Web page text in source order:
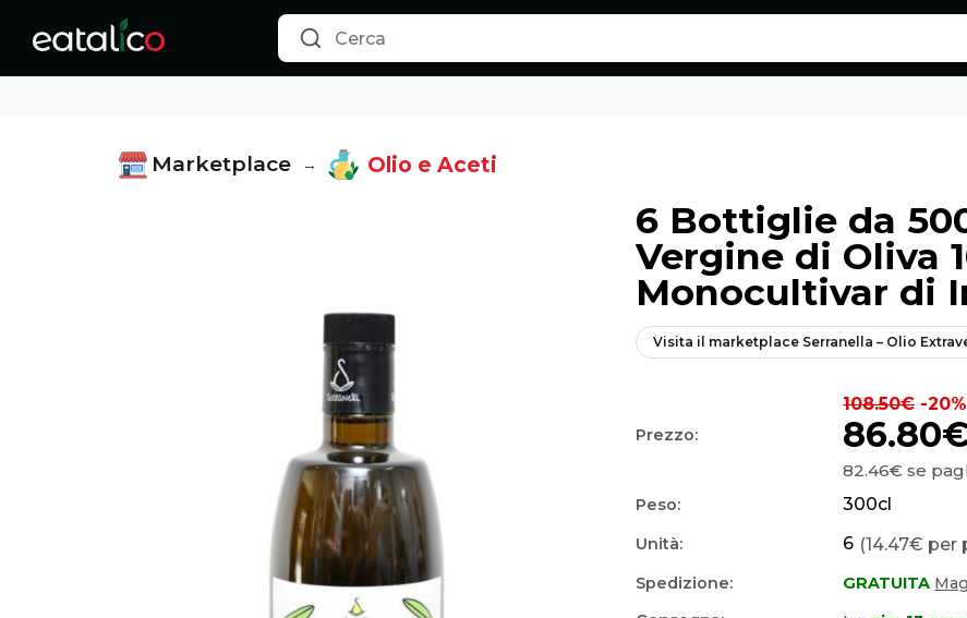
Marketplace → Olio e Aceti
6 Bottiglie da
Vergine di Oliva
Monocultivar di
Visita il marketplace Serranella – Olio
Prezzo:
108.50€ -20%
82.46€ se
Peso: 300cl
Unità: 6 (14.47€ per
Spedizione: GRATUITA
6 Bottiglie da 500ml di Olio Extra Vergine di Oliva 100% Italiano Monocultivar di Intosso - Eatalico.it